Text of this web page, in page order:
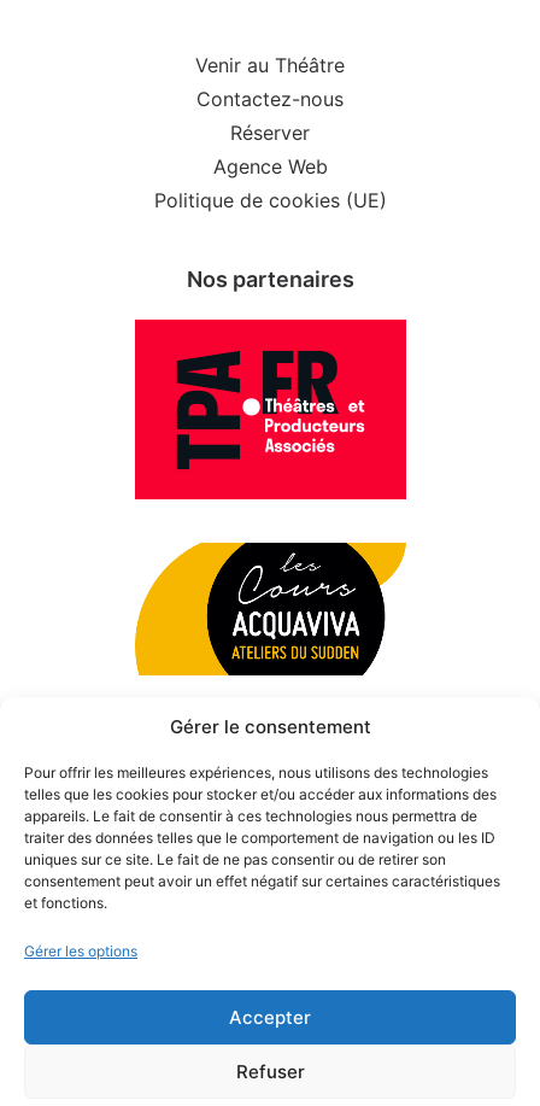
Gérer le consentement
Pour offrir les meilleures expériences, nous utilisons des technologies
telles que les cookies pour stocker et/ou accéder aux informations des
appareils. Le fait de consentir à ces technologies nous permettra de
traiter des données telles que le comportement de navigation ou les ID
uniques sur ce site. Le fait de ne pas consentir ou de retirer son
consentement peut avoir un effet négatif sur certaines caractéristiques
et fonctions.
Gérer les options
Accepter
Refuser
Venir au Théâtre
Contactez-nous
Réserver
Agence Web
Politique de cookies (UE)
Nos partenaires
© 2026 Théâtre des Béliers Parisiens. | Tous droits réservés.